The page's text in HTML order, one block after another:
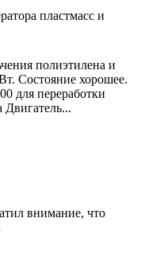
полиэтилена и
Состояние хорошее.
для переработки
Двигатель...
внимание, что